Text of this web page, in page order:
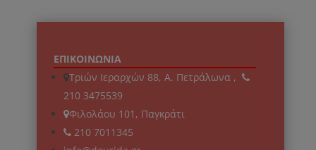
ΕΠΙΚΟΙΝΩΝΙΑ
Τριών Ιεραρχών 88, Α. Πετράλωνα ,
210 3475539
Φιλολάου 101, Παγκράτι
210 7011345